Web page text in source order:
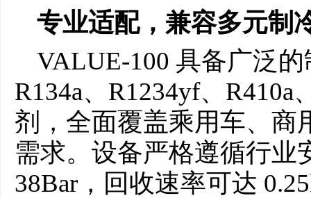
专业适配，兼容多元制
VALUE-100 具备广泛
R134a、R1234yf、
剂，全面覆盖乘用车、商
需求。设备严格遵循行业
38Bar，回收速率可达